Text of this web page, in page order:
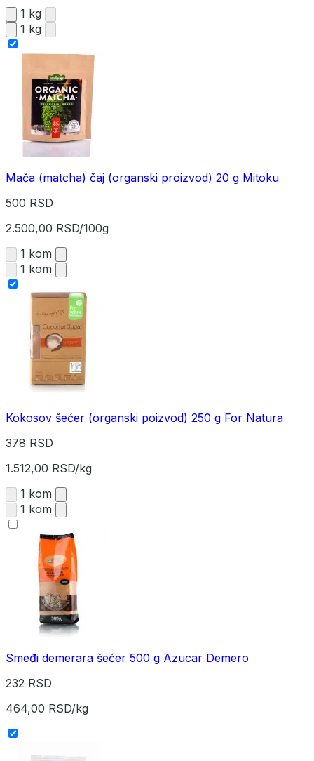
1 kg
1 kg
Mača (matcha) čaj (organski proizvod) 20 g Mitoku
500 RSD
2.500,00 RSD/100g
1 kom
1 kom
Kokosov šećer (organski poizvod) 250 g For Natura
378 RSD
1.512,00 RSD/kg
1 kom
1 kom
Smeđi demerara šećer 500 g Azucar Demero
232 RSD
464,00 RSD/kg